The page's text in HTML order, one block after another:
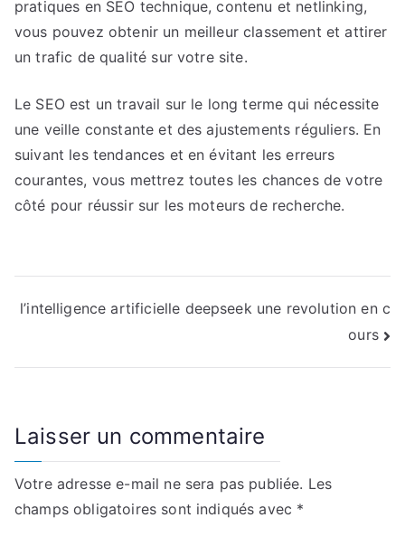
pratiques en SEO technique, contenu et netlinking,
vous pouvez obtenir un meilleur classement et attirer
un trafic de qualité sur votre site.
Le SEO est un travail sur le long terme qui nécessite
une veille constante et des ajustements réguliers. En
suivant les tendances et en évitant les erreurs
courantes, vous mettrez toutes les chances de votre
côté pour réussir sur les moteurs de recherche.
Navigation
l’intelligence artificielle deepseek une revolution en c
ours
Laisser un commentaire
Votre adresse e-mail ne sera pas publiée. Les
champs obligatoires sont indiqués avec *